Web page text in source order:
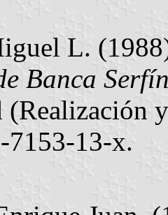
L.
Banca
(Realización
7153-13-x.